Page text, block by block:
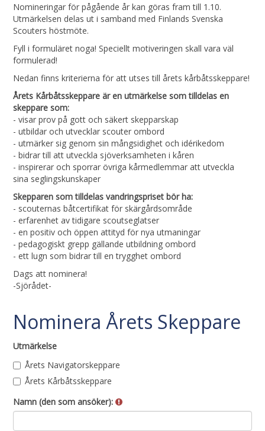
Nomineringar för pågående år kan göras fram till 1.10.
Utmärkelsen delas ut i samband med Finlands Svenska
Scouters höstmöte.
Fyll i formuläret noga! Speciellt motiveringen skall vara väl
formulerad!
Nedan finns kriterierna för att utses till årets kårbåtsskeppare!
Årets Kårbåtsskeppare är en utmärkelse som tilldelas en
skeppare som:
- visar prov på gott och säkert skepparskap
- utbildar och utvecklar scouter ombord
- utmärker sig genom sin mångsidighet och idérikedom
- bidrar till att utveckla sjöverksamheten i kåren
- inspirerar och sporrar övriga kårmedlemmar att utveckla
sina seglingskunskaper
Skepparen som tilldelas vandringspriset bör ha:
- scouternas båtcertifikat för skärgårdsområde
- erfarenhet av tidigare scoutseglatser
- en positiv och öppen attityd för nya utmaningar
- pedagogiskt grepp gällande utbildning ombord
- ett lugn som bidrar till en trygghet ombord
Dags att nominera!
-Sjörådet-
Nominera Årets Skeppare
Utmärkelse
Utmärkelse
Årets Navigatorskeppare
Årets Kårbåtsskeppare
Namn (den som ansöker):